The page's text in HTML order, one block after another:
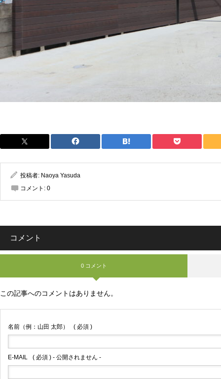
投稿者: Naoya Yasuda
コメント: 0
コメント
0 コメント
この記事へのコメントはありません。
名前（例：山田 太郎） ( 必須 )
E-MAIL ( 必須 ) - 公開されません -